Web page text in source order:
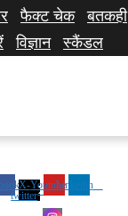
फैक्ट चेक बतकही
विज्ञान स्कैंडल
X-
twitter
YoutubeLinkedin